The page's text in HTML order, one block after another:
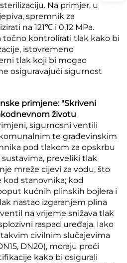
Na primjer, u
spremnik za
na 121℃ i 0,12 MPa.
točno kontrolirati tlak kako bi
istovremeno
tlak koji bi mogao
osiguravajući sigurnost
primjene: "Skriveni
životu
sigurnosni ventili
te građevinskim
pod tlakom za opskrbu
preveliki tlak
mreže cijevi za vodu, što
stanovnika; kod
kućnih plinskih bojlera i
nastao izgaranjem plina
na vrijeme snižava tlak
raspad uređaja. Iako
civilnim slučajevima
DN20), moraju proći
kako bi osigurali